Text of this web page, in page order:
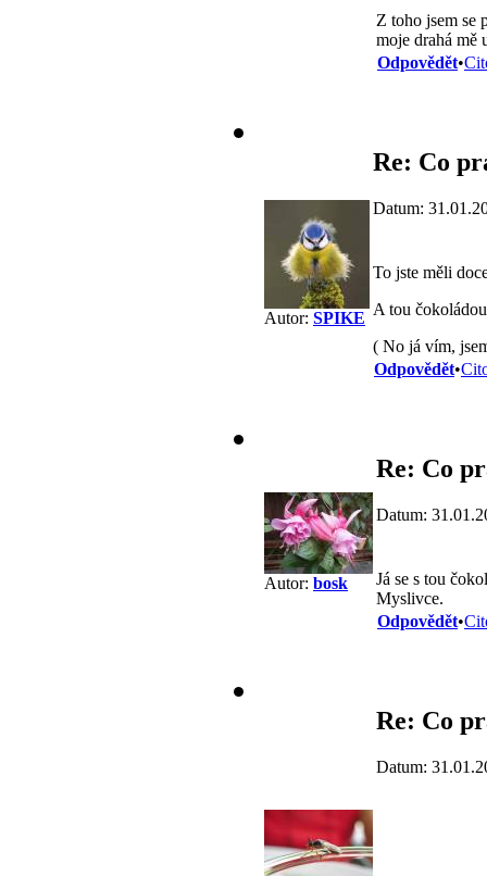
Z toho jsem se
moje drahá mě
Odpovědět•
Autor: SPIKE
Re: Co
Datum:
To jste měli
A tou
( No já vím,
Odpovědět•
Autor: bosk
Re: Co
Datum:
Já se s tou
Myslivce.
Odpovědět•
Re: Co
Datum: